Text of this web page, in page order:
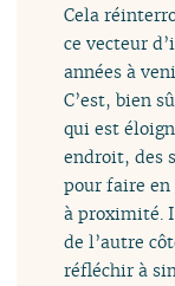
Cela
ce vecteur
années à
C’est, bien
qui est
endroit, des
pour faire en
à proximité.
de l’autre
réfléchir à